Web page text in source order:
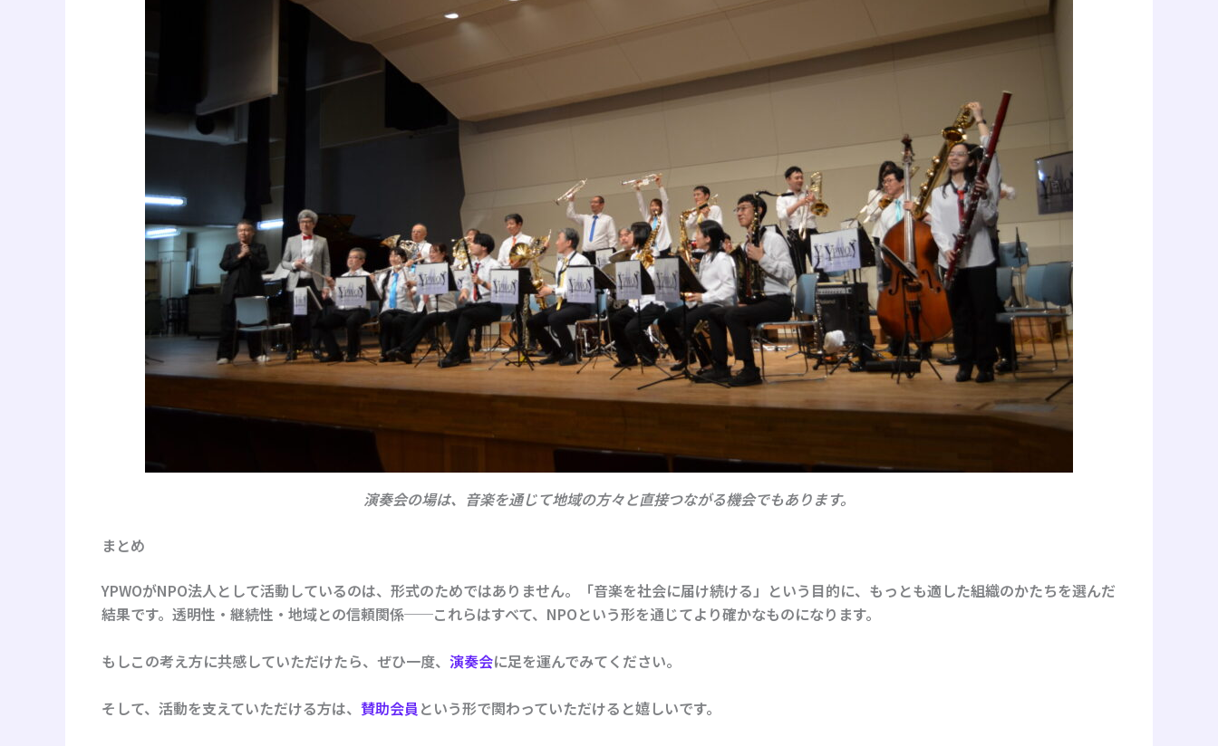
演奏会の場は、音楽を通じて地域の方々と直接つながる機会でもあります。
まとめ
YPWOがNPO法人として活動しているのは、形式のためではありません。「音楽を社会に届け続ける」という目的に、もっとも適した組織のかたちを選んだ
結果です。透明性・継続性・地域との信頼関係──これらはすべて、NPOという形を通じてより確かなものになります。
もしこの考え方に共感していただけたら、ぜひ一度、 演奏会に足を運んでみてください。
そして、活動を支えていただける方は、 賛助会員 という形で関わっていただけると嬉しいです。